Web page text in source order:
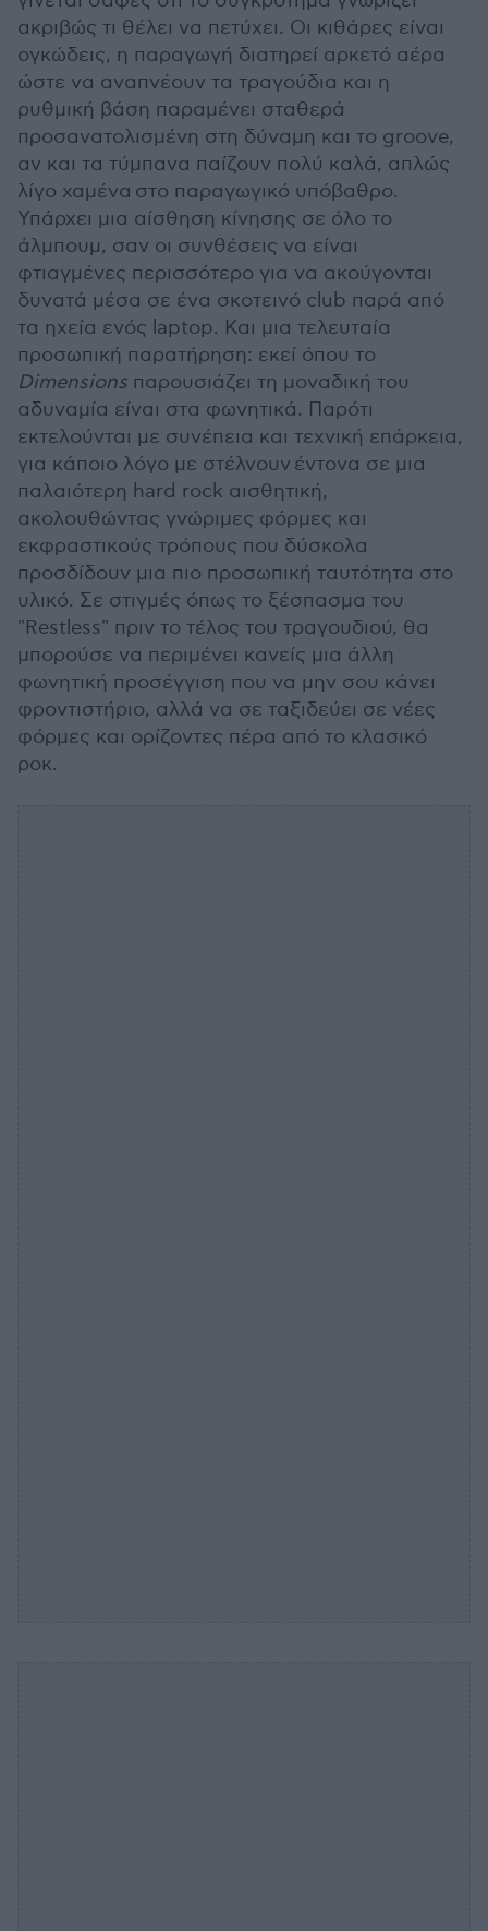
ακριβώς τι θέλει να πετύχει. Οι κιθάρες είναι
ογκώδεις, η παραγωγή διατηρεί αρκετό αέρα
ώστε να αναπνέουν τα τραγούδια και η
ρυθμική βάση παραμένει σταθερά
προσανατολισμένη στη δύναμη και το groove,
αν και τα τύμπανα παίζουν πολύ καλά, απλώς
λίγο χαμένα στο παραγωγικό υπόβαθρο.
Υπάρχει μια αίσθηση κίνησης σε όλο το
άλμπουμ, σαν οι συνθέσεις να είναι
φτιαγμένες περισσότερο για να ακούγονται
δυνατά μέσα σε ένα σκοτεινό club παρά από
τα ηχεία ενός laptop. Και μια τελευταία
προσωπική παρατήρηση: εκεί όπου το
Dimensions παρουσιάζει τη μοναδική του
αδυναμία είναι στα φωνητικά. Παρότι
εκτελούνται με συνέπεια και τεχνική επάρκεια,
για κάποιο λόγο με στέλνουν έντονα σε μια
παλαιότερη hard rock αισθητική,
ακολουθώντας γνώριμες φόρμες και
εκφραστικούς τρόπους που δύσκολα
προσδίδουν μια πιο προσωπική ταυτότητα στο
υλικό. Σε στιγμές όπως το ξέσπασμα του
"Restless" πριν το τέλος του τραγουδιού, θα
μπορούσε να περιμένει κανείς μια άλλη
φωνητική προσέγγιση που να μην σου κάνει
φροντιστήριο, αλλά να σε ταξιδεύει σε νέες
φόρμες και ορίζοντες πέρα από το κλασικό
ροκ.